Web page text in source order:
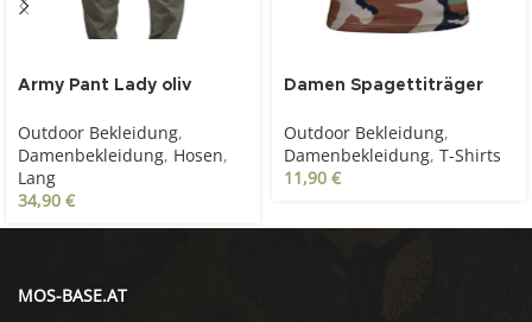
Army Pant Lady oliv
Outdoor Bekleidung,
Damenbekleidung, Hosen,
Lang
34,90 €
Damen Spagettiträger
Outdoor Bekleidung,
Damenbekleidung, T-Shirts
11,90 €
MOS-BASE.AT